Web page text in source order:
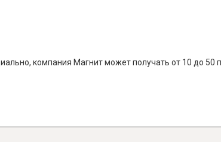
компания Магнит может получать от 10 до 50